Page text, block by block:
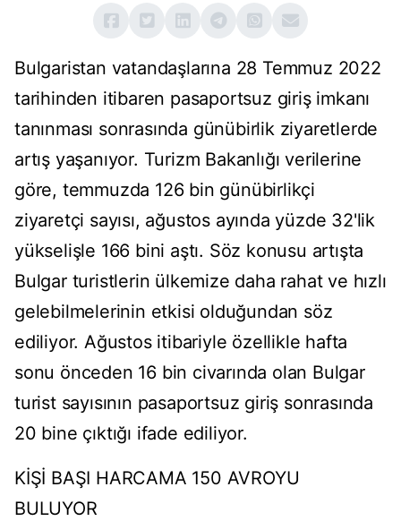
Bulgaristan vatandaşlarına 28 Temmuz 2022
tarihinden itibaren pasaportsuz giriş imkanı
tanınması sonrasında günübirlik ziyaretlerde
artış yaşanıyor. Turizm Bakanlığı verilerine
göre, temmuzda 126 bin günübirlikçi
ziyaretçi sayısı, ağustos ayında yüzde 32'lik
yükselişle 166 bini aştı. Söz konusu artışta
Bulgar turistlerin ülkemize daha rahat ve hızlı
gelebilmelerinin etkisi olduğundan söz
ediliyor. Ağustos itibariyle özellikle hafta
sonu önceden 16 bin civarında olan Bulgar
turist sayısının pasaportsuz giriş sonrasında
20 bine çıktığı ifade ediliyor.
KİŞİ BAŞI HARCAMA 150 AVROYU
BULUYOR